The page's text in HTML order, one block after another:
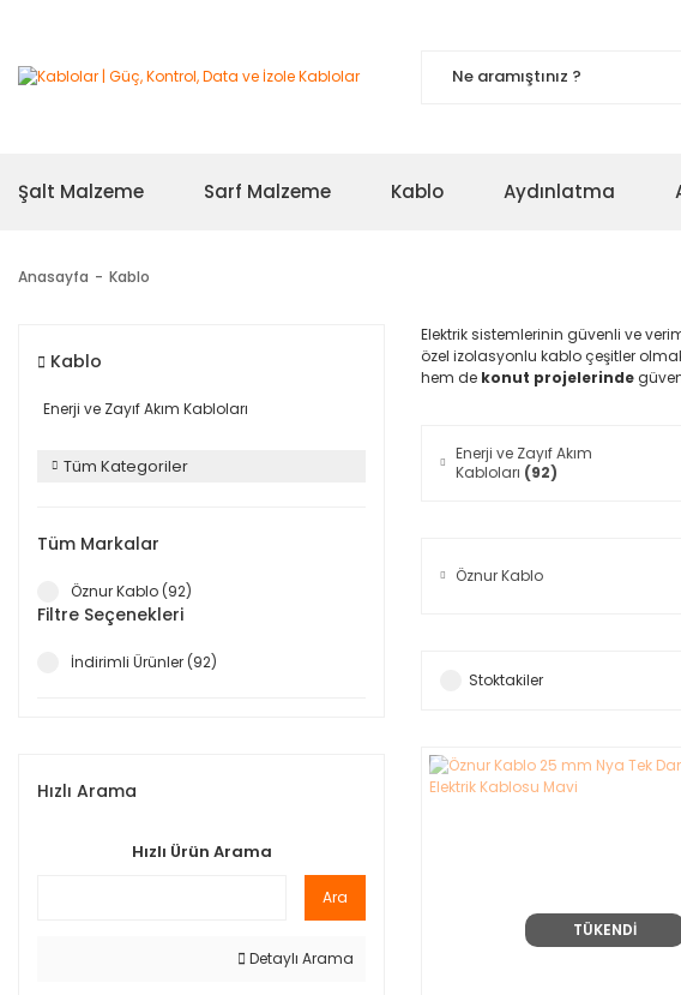
Şalt Malzeme Sarf Malzeme Kablo Aydınlatma
Anasayfa Kablo
Kablo
Enerji ve Zayıf Akım Kabloları
Tüm Kategoriler
Tüm Markalar
Öznur Kablo (92)
Filtre Seçenekleri
İndirimli Ürünler (92)
Hızlı Arama
Hızlı Ürün Arama
Ara
Detaylı Arama
Elektrik sistemlerinin güvenli ve
özel izolasyonlu kablo çeşitler
hem de konut projelerinde
Enerji ve Zayıf Akım
Kabloları (92)
Öznur Kablo
Stoktakiler
TÜKENDİ